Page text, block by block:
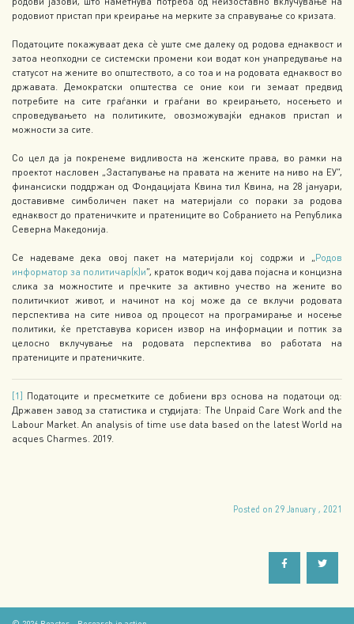
родовиот пристап при креирање на мерките за справување со кризата.
Податоците покажуваат дека сѐ уште сме далеку од родова еднаквост и
затоа неопходни се системски промени кои водат кон унапредување на
статусот на жените во општеството, а со тоа и на родовата еднаквост во
државата. Демократски општества се оние кои ги земаат предвид
потребите на сите граѓанки и граѓани во креирањето, носењето и
спроведувањето на политиките, овозможувајќи еднаков пристап и
можности за сите.
Со цел да ја покренеме видливоста на женските права, во рамки на
проектот насловен „Застапување на правата на жените на ниво на ЕУ“,
финансиски поддржан од Фондацијата Квина тил Квина, на 28 јануари,
доставивме симболичен пакет на материјали со пораки за родова
еднаквост до пратеничките и пратениците во Собранието на Република
Северна Македонија.
Се надеваме дека овој пакет на материјали кој содржи и „Родов
информатор за политичар(к)и“, краток водич кој дава појасна и концизна
слика за можностите и пречките за активно учество на жените во
политичкиот живот, и начинот на кој може да се вклучи родовата
перспектива на сите нивоа од процесот на програмирање и носење
политики, ќе претставува корисен извор на информации и поттик за
целосно вклучување на родовата перспектива во работата на
пратениците и пратеничките.
[1] Податоците и пресметките се добиени врз основа на податоци од:
Државен завод за статистика и студијата: The Unpaid Care Work and the
Labour Market. An analysis of time use data based on the latest World на
acques Charmes. 2019.
Posted on 29 January , 2021